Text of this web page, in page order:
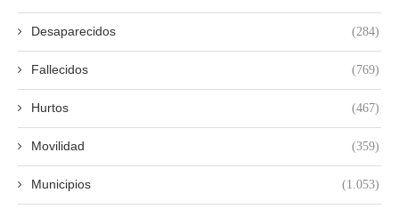
Desaparecidos (284)
Fallecidos (769)
Hurtos (467)
Movilidad (359)
Municipios (1.053)